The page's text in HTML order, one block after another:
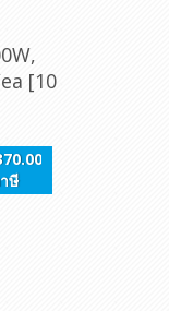
[10
ษี